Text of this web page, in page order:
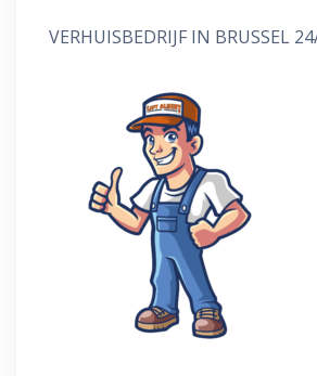
VERHUISBEDRIJF IN BRUSSEL